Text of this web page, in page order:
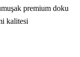
premium doku
kalitesi